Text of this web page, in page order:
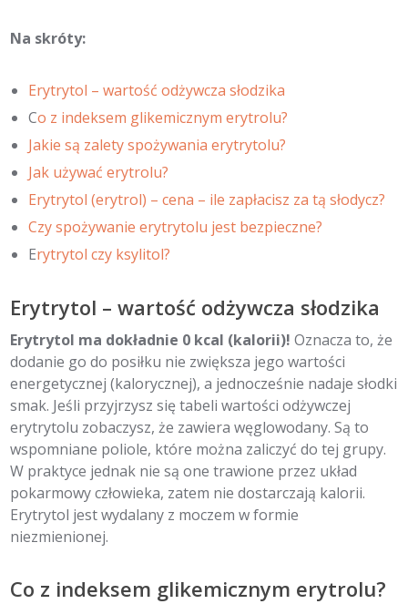
Na skróty:
Erytrytol – wartość odżywcza słodzika
Co z indeksem glikemicznym erytrolu?
Jakie są zalety spożywania erytrytolu?
Jak używać erytrolu?
Erytrytol (erytrol) – cena – ile zapłacisz za tą słodycz?
Czy spożywanie erytrytolu jest bezpieczne?
Erytrytol czy ksylitol?
Erytrytol – wartość odżywcza słodzika
Erytrytol ma dokładnie 0 kcal (kalorii)! Oznacza to, że
dodanie go do posiłku nie zwiększa jego wartości
energetycznej (kalorycznej), a jednocześnie nadaje słodki
smak. Jeśli przyjrzysz się tabeli wartości odżywczej
erytrytolu zobaczysz, że zawiera węglowodany. Są to
wspomniane poliole, które można zaliczyć do tej grupy.
W praktyce jednak nie są one trawione przez układ
pokarmowy człowieka, zatem nie dostarczają kalorii.
Erytrytol jest wydalany z moczem w formie
niezmienionej.
Co z indeksem glikemicznym erytrolu?